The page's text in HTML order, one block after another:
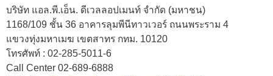
บริษัท แอล.พี.เอ็น. ดีเวลลอปเมนท์ จำกัด (มหาชน)
1168/109 ชั้น 36 อาคารลุมพีนีทาวเวอร์ ถนนพระราม 4
แขวงทุ่งมหาเมฆ เขตสาทร กทม. 10120
โทรศัพท์ : 02-285-5011-6
Call Center 02-689-6888